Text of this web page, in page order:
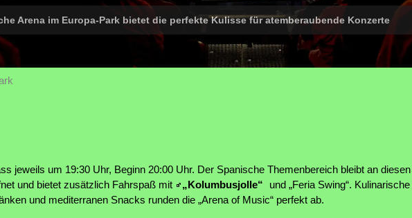
Arena im Europa-Park bietet die perfekte Kulisse für atemberaubende Konzerte
jeweils um 19:30 Uhr, Beginn 20:00 Uhr. Der Spanische Themenbereich bleibt an
und bietet zusätzlich Fahrspaß mit
„Kolumbusjolle“
und „Feria Swing“.
und mediterranen Snacks runden die „Arena of Music“ perfekt ab.